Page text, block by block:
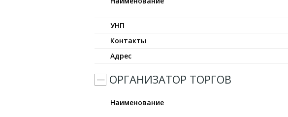
УНП
Контакты
Адрес
ОРГАНИЗАТОР ТОРГОВ
Наименование